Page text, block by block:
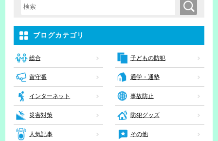
検索キーワード入力 検索
ブログカテゴリ
総合 子どもの防犯
留守番 通学・通塾
インターネット 事故防止
災害対策 防犯グッズ
人気記事 その他